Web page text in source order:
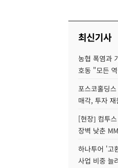
최신기사
농협 폭염과
호동 "모든
포스코홀딩
매각, 투자
[현장] 컴투
장벽 낮춘
하나투어 '고
사업 비중 늘